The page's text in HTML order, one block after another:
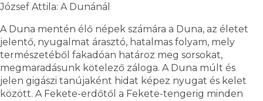
József Attila: A Dunánál
A Duna mentén élő népek számára a Duna, az életet
jelentő, nyugalmat árasztó, hatalmas folyam, mely
természetéből fakadóan határoz meg sorsokat,
megmaradásunk kötelező záloga. A Duna múlt és
jelen gigászi tanújaként hidat képez nyugat és kelet
között. A Fekete-erdőtől a Fekete-tengerig minden